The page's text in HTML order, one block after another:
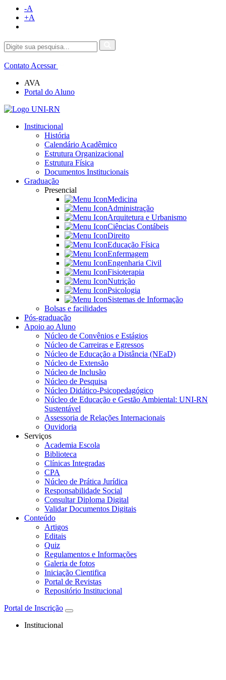
-A
+A
Contato Acessar
AVA
Portal do Aluno
Institucional
História
Calendário Acadêmico
Estrutura Organizacional
Estrutura Física
Documentos Institucionais
Graduação
Presencial
Medicina
Administração
Arquitetura e Urbanismo
Ciências Contábeis
Direito
Educação Física
Enfermagem
Engenharia Civil
Fisioterapia
Nutrição
Psicologia
Sistemas de Informação
Bolsas e facilidades
Pós-graduação
Apoio ao Aluno
Núcleo de Convênios e Estágios
Núcleo de Carreiras e Egressos
Núcleo de Educação a Distância (NEaD)
Núcleo de Extensão
Núcleo de Inclusão
Núcleo de Pesquisa
Núcleo Didático-Psicopedagógico
Núcleo de Educação e Gestão Ambiental: UNI-RN
Sustentável
Assessoria de Relações Internacionais
Ouvidoria
Serviços
Academia Escola
Biblioteca
Clínicas Integradas
CPA
Núcleo de Prática Jurídica
Responsabilidade Social
Consultar Diploma Digital
Validar Documentos Digitais
Conteúdo
Artigos
Editais
Quiz
Regulamentos e Informações
Galeria de fotos
Iniciação Cientifica
Portal de Revistas
Repositório Institucional
Portal de Inscrição
Institucional